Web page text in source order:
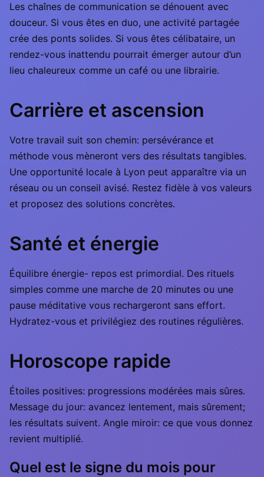
Les chaînes de communication se dénouent avec
douceur. Si vous êtes en duo, une activité partagée
crée des ponts solides. Si vous êtes célibataire, un
rendez-vous inattendu pourrait émerger autour d’un
lieu chaleureux comme un café ou une librairie.
Carrière et ascension
Votre travail suit son chemin: persévérance et
méthode vous mèneront vers des résultats tangibles.
Une opportunité locale à Lyon peut apparaître via un
réseau ou un conseil avisé. Restez fidèle à vos valeurs
et proposez des solutions concrètes.
Santé et énergie
Équilibre énergie- repos est primordial. Des rituels
simples comme une marche de 20 minutes ou une
pause méditative vous rechargeront sans effort.
Hydratez-vous et privilégiez des routines régulières.
Horoscope rapide
Étoiles positives: progressions modérées mais sûres.
Message du jour: avancez lentement, mais sûrement;
les résultats suivent. Angle miroir: ce que vous donnez
revient multiplié.
Quel est le signe du mois pour